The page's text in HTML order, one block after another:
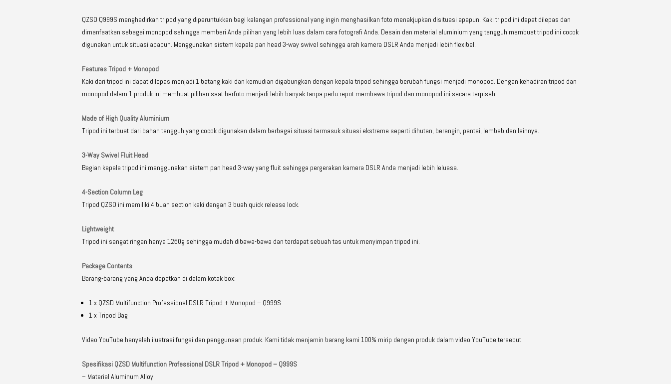
QZSD Q999S menghadirkan tripod yang diperuntukkan bagi kalangan professional yang ingin menghasilkan foto menakjupkan disituasi apapun. Kaki tripod ini dapat dilepas dan
dimanfaatkan sebagai monopod sehingga memberi Anda pilihan yang lebih luas dalam cara fotografi Anda. Desain dan material aluminium yang tangguh membuat tripod ini cocok
digunakan untuk situasi apapun. Menggunakan sistem kepala pan head 3-way swivel sehingga arah kamera DSLR Anda menjadi lebih flexibel.
Features Tripod + Monopod
Kaki dari tripod ini dapat dilepas menjadi 1 batang kaki dan kemudian digabungkan dengan kepala tripod sehingga berubah fungsi menjadi monopod. Dengan kehadiran tripod dan
monopod dalam 1 produk ini membuat pilihan saat berfoto menjadi lebih banyak tanpa perlu repot membawa tripod dan monopod ini secara terpisah.
Made of High Quality Aluminium
Tripod ini terbuat dari bahan tangguh yang cocok digunakan dalam berbagai situasi termasuk situasi ekstreme seperti dihutan, berangin, pantai, lembab dan lainnya.
3-Way Swivel Fluit Head
Bagian kepala tripod ini menggunakan sistem pan head 3-way yang fluit sehingga pergerakan kamera DSLR Anda menjadi lebih leluasa.
4-Section Column Leg
Tripod QZSD ini memiliki 4 buah section kaki dengan 3 buah quick release lock.
Lightweight
Tripod ini sangat ringan hanya 1250g sehingga mudah dibawa-bawa dan terdapat sebuah tas untuk menyimpan tripod ini.
Package Contents
Barang-barang yang Anda dapatkan di dalam kotak box:
1 x QZSD Multifunction Professional DSLR Tripod + Monopod – Q999S
1 x Tripod Bag
Video YouTube hanyalah ilustrasi fungsi dan penggunaan produk. Kami tidak menjamin barang kami 100% mirip dengan produk dalam video YouTube tersebut.
Spesifikasi QZSD Multifunction Professional DSLR Tripod + Monopod – Q999S
– Material Aluminum Alloy